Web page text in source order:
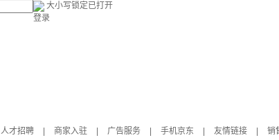
大小写锁定已打开
登录
人才招聘 商家入驻 广告服务 手机京东 友情链接 销